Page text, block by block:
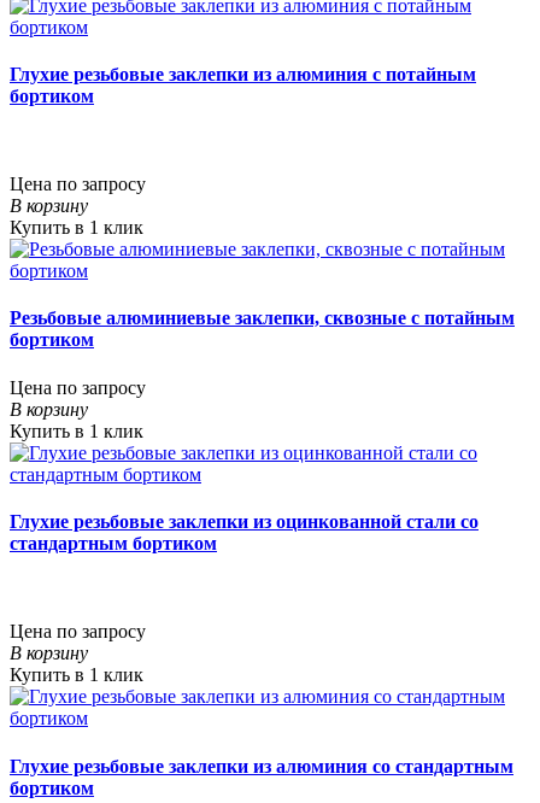
Глухие резьбовые заклепки из алюминия с потайным
бортиком
Цена по запросу
В корзину
Купить в 1 клик
Резьбовые алюминиевые заклепки, сквозные с потайным
бортиком
Цена по запросу
В корзину
Купить в 1 клик
Глухие резьбовые заклепки из оцинкованной стали со
стандартным бортиком
Цена по запросу
В корзину
Купить в 1 клик
Глухие резьбовые заклепки из алюминия со стандартным
бортиком